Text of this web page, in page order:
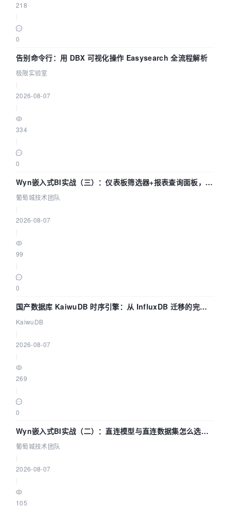
218
0
告别命令行：用 DBX 可视化操作 Easysearch 全流程解析
极限实验室
2026-08-07
334
0
Wyn嵌入式BI实战（三）：仪表板筛选器+报表查询面板，参
数联动全闭环
葡萄城技术团队
2026-08-07
99
0
国产数据库 KaiwuDB 时序引擎：从 InfluxDB 迁移的完整
技术路径
KaiwuDB
2026-08-07
269
0
Wyn嵌入式BI实战（二）：直连模型与直连数据集怎么选，
参数为什么不生效？| 葡萄城技术团队
葡萄城技术团队
2026-08-07
105